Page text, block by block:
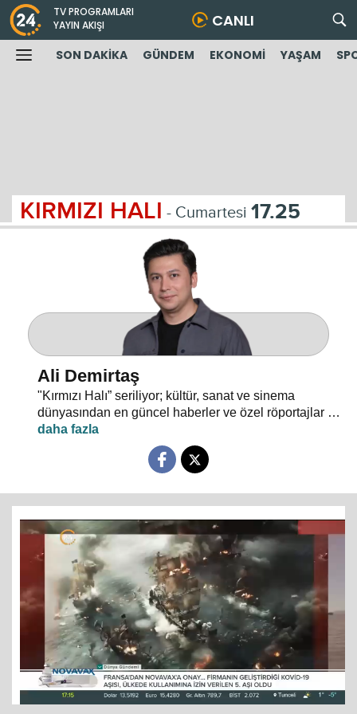
TV PROGRAMLARI
YAYIN AKIŞI
CANLI
SON DAKİKA GÜNDEM EKONOMİ YAŞAM
KIRMIZI HALI - Cumartesi 17.25
Ali Demirtaş
"Kırmızı Halı” seriliyor; kültür, sanat ve sinema
dünyasından en güncel haberler ve özel röportajlar 24
TV ekranından evlerinize konuk oluyor.